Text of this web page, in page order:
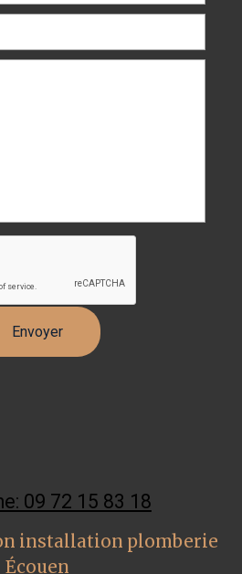
09 72 15 83 18
installation plomberie
Écouen